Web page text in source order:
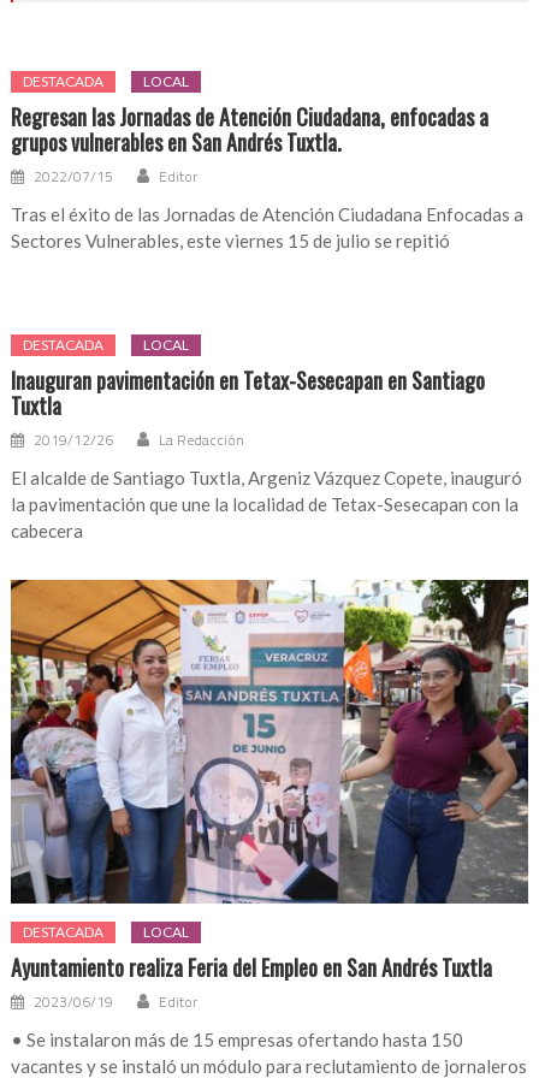
DESTACADA LOCAL
Regresan las Jornadas de Atención Ciudadana, enfocadas a
grupos vulnerables en San Andrés Tuxtla.
2022/07/15 Editor
Tras el éxito de las Jornadas de Atención Ciudadana Enfocadas a
Sectores Vulnerables, este viernes 15 de julio se repitió
DESTACADA LOCAL
Inauguran pavimentación en Tetax-Sesecapan en Santiago
Tuxtla
2019/12/26 La Redacción
El alcalde de Santiago Tuxtla, Argeniz Vázquez Copete, inauguró
la pavimentación que une la localidad de Tetax-Sesecapan con la
cabecera
DESTACADA LOCAL
Ayuntamiento realiza Feria del Empleo en San Andrés Tuxtla
2023/06/19 Editor
• Se instalaron más de 15 empresas ofertando hasta 150
vacantes y se instaló un módulo para reclutamiento de jornaleros